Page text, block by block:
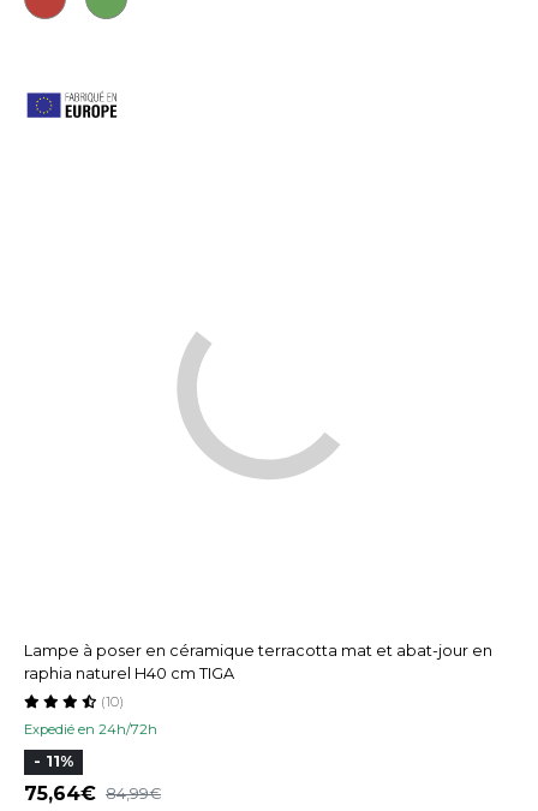
Lampe à poser en céramique terracotta mat et abat-jour en
raphia naturel H40 cm TIGA
Expedié en 24h/72h
(10)
- 11%
75,64 84,99